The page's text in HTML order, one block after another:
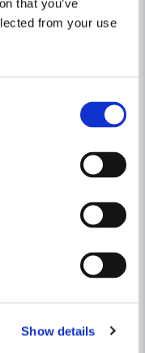
that you’ve
from your use
Show details
HOME & GARDEN
Borr-/skruvdragare
1 247 kr